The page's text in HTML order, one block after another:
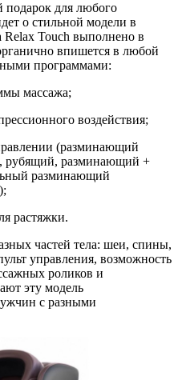
для любого
о стильной модели в
Relax Touch выполнено в
впишется в любой
программами:
массажа;
воздействия;
(разминающий
рубящий, разминающий +
разминающий
растяжки.
частей тела: шеи, спины,
управления, возможность
роликов и
эту модель
с разными